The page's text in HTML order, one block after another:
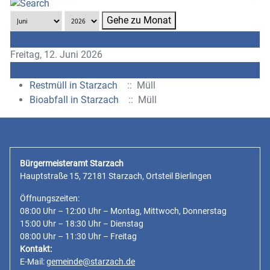
Gehe zu Monat
Freitag, 12. Juni 2026
Restmüll in Starzach
:: Müll
Bioabfall in Starzach
:: Müll
Bürgermeisteramt Starzach
Hauptstraße 15, 72181 Starzach, Ortsteil Bierlingen
Öffnungszeiten:
08:00 Uhr – 12:00 Uhr – Montag, Mittwoch, Donnerstag
15:00 Uhr – 18:30 Uhr – Dienstag
08:00 Uhr – 11:30 Uhr – Freitag
Kontakt:
E-Mail:gemeinde@starzach.de